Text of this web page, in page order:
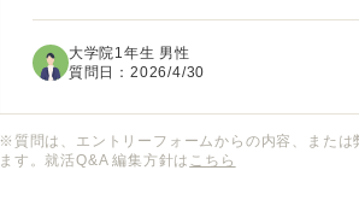
はなく、修士課程での研究経験を
る職種や業界にはどのようなものが
大学院1年生 男性
質問日：2026/4/30
※質問は、エントリーフォームからの内容、また
ます。就活Q&A 編集方針は こちら